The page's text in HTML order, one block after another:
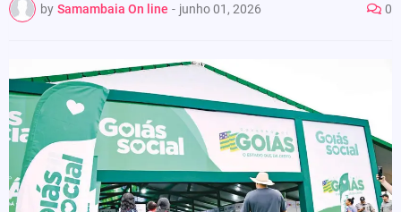
by Samambaia On line - junho 01, 2026 0